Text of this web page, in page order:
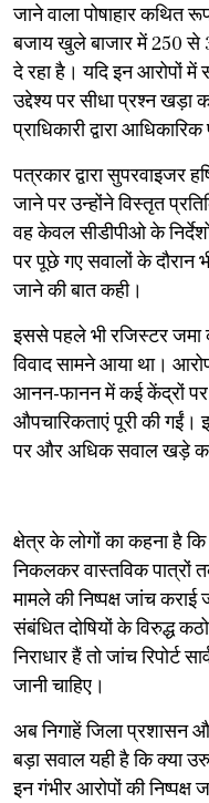
जाने वाला पोषाहार कथित
बजाय खुले बाजार में 250 से
दे रहा है। यदि इन आरोपों
उद्देश्य पर सीधा प्रश्न खड़ा
प्राधिकारी द्वारा
पत्रकार द्वारा सुपरवाइजर
जाने पर उन्होंने विस्तृत
वह केवल सीडीपीओ के
पर पूछे गए सवालों के दौरान
जाने की बात कही।
इससे पहले भी रजिस्टर
विवाद सामने आया था।
आनन-फानन में कई केंद्रों पर
औपचारिकताएं पूरी की गईं।
पर और अधिक सवाल खड़े
क्षेत्र के लोगों का कहना है
निकलकर वास्तविक
मामले की निष्पक्ष जांच
संबंधित दोषियों के विरुद्ध
निराधार हैं तो जांच रिपोर्ट
जानी चाहिए।
अब निगाहें जिला प्रशासन
बड़ा सवाल यही है कि क्या
इन गंभीर आरोपों की निष्पक्ष